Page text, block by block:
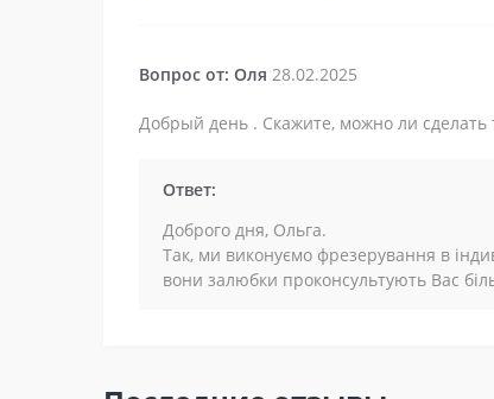
Вопрос от: Оля 28.02.2025
Добрый день . Скажите, можно ли
Ответ:
Доброго дня, Ольга.
Так, ми виконуємо фрезерування в
вони залюбки проконсультують Вас